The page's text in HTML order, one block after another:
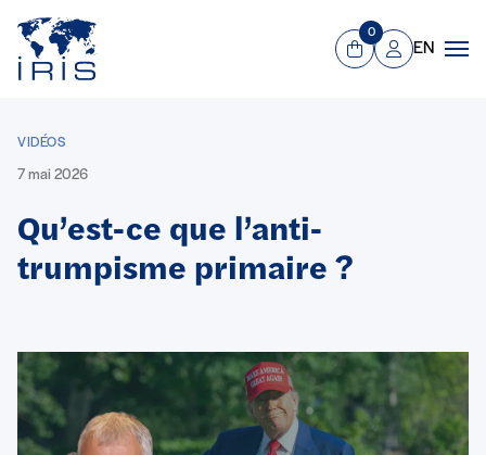
Aller au contenu principal
Panier
0
Mon compte
EN
VIDÉOS
7 mai 2026
Qu’est-ce que l’anti-
trumpisme primaire ?